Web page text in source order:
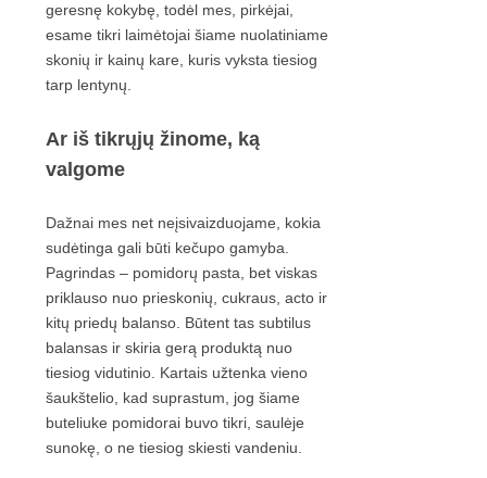
geresnę kokybę, todėl mes, pirkėjai,
esame tikri laimėtojai šiame nuolatiniame
skonių ir kainų kare, kuris vyksta tiesiog
tarp lentynų.
Ar iš tikrųjų žinome, ką
valgome
Dažnai mes net neįsivaizduojame, kokia
sudėtinga gali būti kečupo gamyba.
Pagrindas – pomidorų pasta, bet viskas
priklauso nuo prieskonių, cukraus, acto ir
kitų priedų balanso. Būtent tas subtilus
balansas ir skiria gerą produktą nuo
tiesiog vidutinio. Kartais užtenka vieno
šaukštelio, kad suprastum, jog šiame
buteliuke pomidorai buvo tikri, saulėje
sunokę, o ne tiesiog skiesti vandeniu.